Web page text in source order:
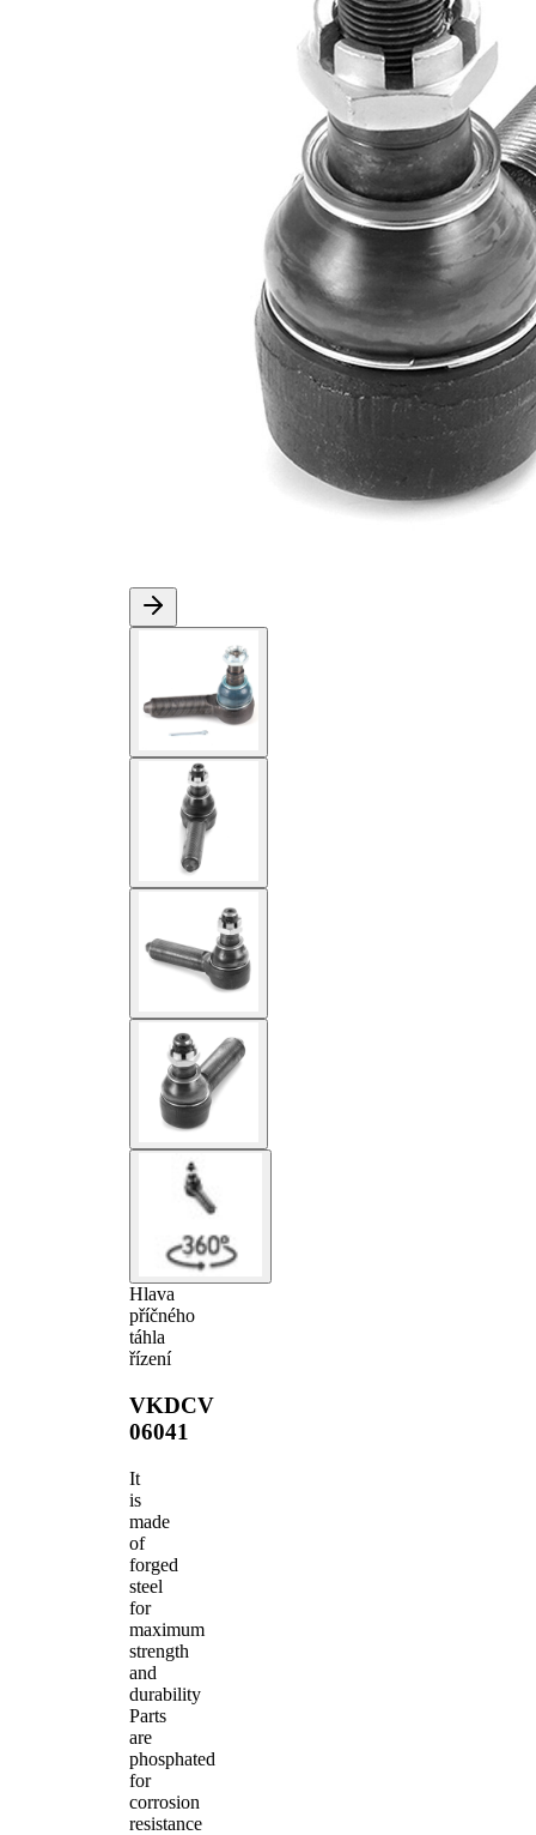
Hlava
příčného
táhla
řízení
VKDCV
06041
It
is
made
of
forged
steel
for
maximum
strength
and
durability
Parts
are
phosphated
for
corrosion
resistance